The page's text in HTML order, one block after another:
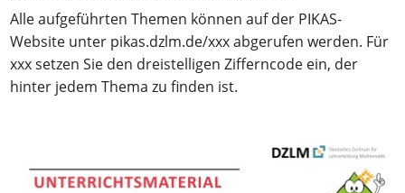
Alle aufgeführten Themen können auf der PIKAS-
Website unter pikas.dzlm.de/xxx abgerufen werden. Für
xxx setzen Sie den dreistelligen Zifferncode ein, der
hinter jedem Thema zu finden ist.